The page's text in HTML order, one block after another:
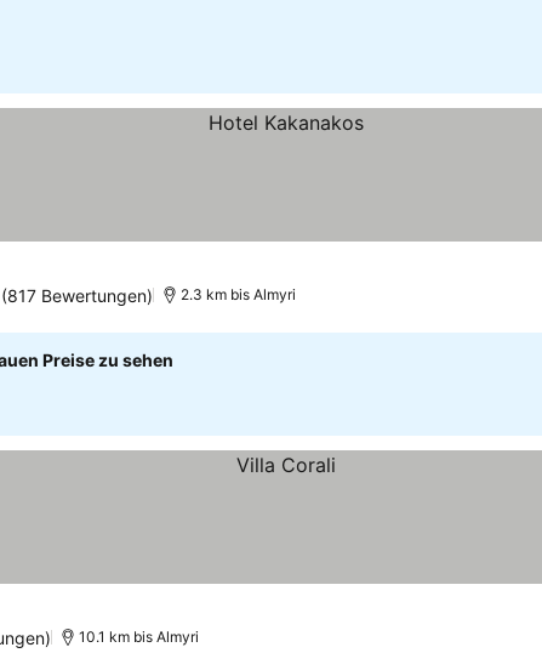
(817 Bewertungen) 2.3 km bis Almyri
Preise zu sehen
10.1 km bis Almyri